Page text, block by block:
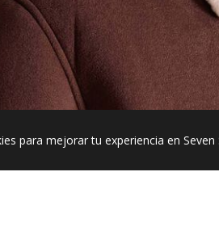
para mejorar tu experiencia en